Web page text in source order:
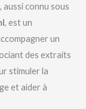
aussi connu sous
, est un
un
des extraits
stimuler la
et aider à